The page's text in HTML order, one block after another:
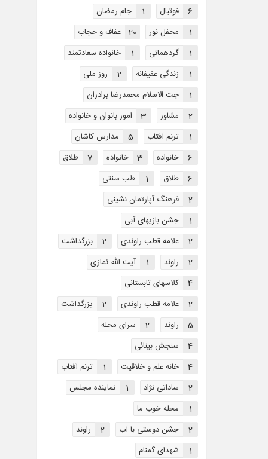
فوتبال 6 جام رمضان 1
محفل نور 1 عفاف و حجاب 20
گردهمائی 1 خانواده سعادتمند 1
زندگی عفیفانه 1 روز ملی 2
جت الاسلام محمدرضا برادران 1
مشاور 2 امور بانوان و خانواده 3
ترنم آفتاب 1 مدارس کاشان 5
خانواده 6 خانواده 3 طلاق 7
طلاق 6 طب سنتی 1
فرهنگ آپارتمان نشینی 2
جشن بازیهای آبی 1
علامه قطب راوندی 2 بزرگداشت 2
راوند 2 آیت الله نمازی 1
کلاسهای تابستانی 4
علامه قطب راوندی 2 یزرگداشت 2
راوند 5 سرای محله 2
سنجش بینائی 4
خانه علم و خلاقیت 4 ترنم آفتاب 1
ساداتی نژاد 2 نماینده مجلس 1
محله خوب ما 1
جشن دوستی با آب 2 راوند 2
شهدای گمنام 1